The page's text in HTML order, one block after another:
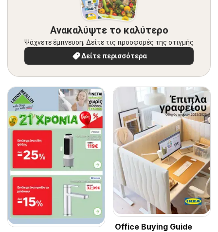
Ανακαλύψτε το καλύτερο
Ψάχνετε έμπνευση; Δείτε τις προσφορές της στιγμής
Δείτε περισσότερα
Office Buying Guide